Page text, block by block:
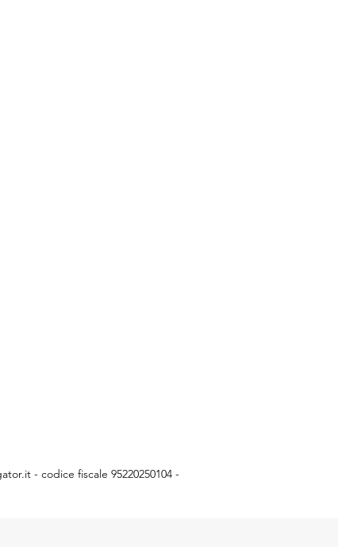
- codice fiscale 95220250104 -